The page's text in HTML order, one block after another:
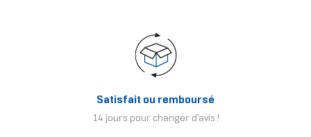
Satisfait ou remboursé
14 jours pour changer d'avis !